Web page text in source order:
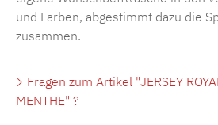
und Farben, abgestimmt dazu die
zusammen.
Fragen zum Artikel "JERSEY
MENTHE" ?